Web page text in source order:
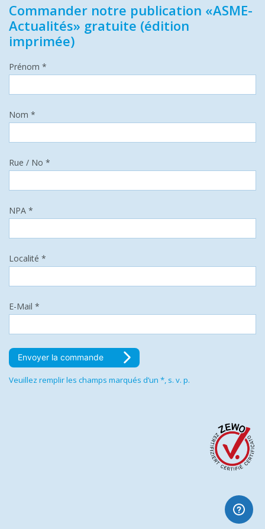
Commander notre publication «ASME-
Actualités» gratuite (édition
imprimée)
Prénom *
Nom *
Rue / No *
NPA *
Localité *
E-Mail *
Envoyer la commande
Veuillez remplir les champs marqués d’un *, s. v. p.